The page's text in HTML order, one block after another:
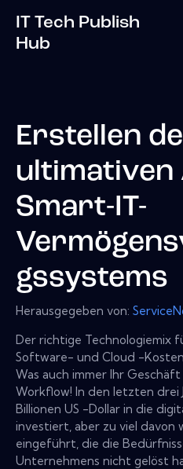
IT Tech Publish
Hub
Erstellen
ultimativen
Smart-IT-
gssystems
Herausgegeben von:
Der richtige Technologiemix
Software- und Cloud -
Was auch immer Ihr Geschäft
Workflow! In den letzten drei
Billionen US -Dollar in die
investiert, aber zu viel davon
eingeführt, die die
Unternehmens nicht gelöst